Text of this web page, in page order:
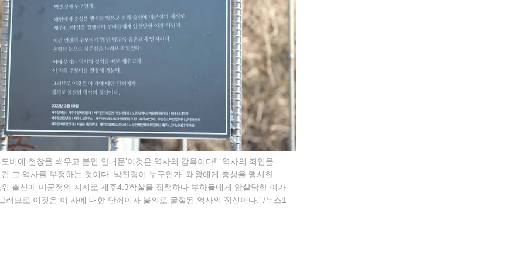
비에 철창을 씌우고 붙인 안내문'이것은 역사의 감옥이다!' '역사의 죄인을
그 역사를 부정하는 것이다. 박진경이 누구인가. 왜왕에게 충성을 맹서한
출신에 미군정의 지지로 제주4.3학살을 집행하다 부하들에게 암살당한 이가
러므로 이것은 이 자에 대한 단죄이자 불의로 굴절된 역사의 정신이다.' /뉴스1